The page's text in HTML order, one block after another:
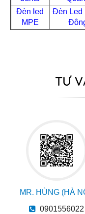
Đèn led
MPE
Đèn Led
TƯ
MR. HÙNG (HÀ
0901556022